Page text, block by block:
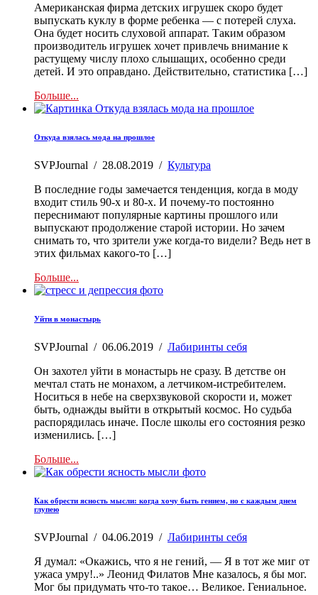
Американская фирма детских игрушек скоро будет
выпускать куклу в форме ребенка — с потерей слуха.
Она будет носить слуховой аппарат. Таким образом
производитель игрушек хочет привлечь внимание к
растущему числу плохо слышащих, особенно среди
детей. И это оправдано. Действительно, статистика […]
Больше...
Откуда взялась мода на прошлое
SVPJournal / 28.08.2019 / Культура
В последние годы замечается тенденция, когда в моду
входит стиль 90-х и 80-х. И почему-то постоянно
переснимают популярные картины прошлого или
выпускают продолжение старой истории. Но зачем
снимать то, что зрители уже когда-то видели? Ведь нет в
этих фильмах какого-то […]
Больше...
Уйти в монастырь
SVPJournal / 06.06.2019 / Лабиринты себя
Он захотел уйти в монастырь не сразу. В детстве он
мечтал стать не монахом, а летчиком-истребителем.
Носиться в небе на сверхзвуковой скорости и, может
быть, однажды выйти в открытый космос. Но судьба
распорядилась иначе. После школы его состояния резко
изменились. […]
Больше...
Как обрести ясность мысли: когда хочу быть гением, но с каждым днем
глупею
SVPJournal / 04.06.2019 / Лабиринты себя
Я думал: «Окажись, что я не гений, — Я в тот же миг от
ужаса умру!..» Леонид Филатов Мне казалось, я бы мог.
Мог бы придумать что-то такое… Великое. Гениальное.